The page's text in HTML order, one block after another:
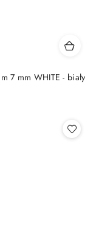
7 mm WHITE - biały